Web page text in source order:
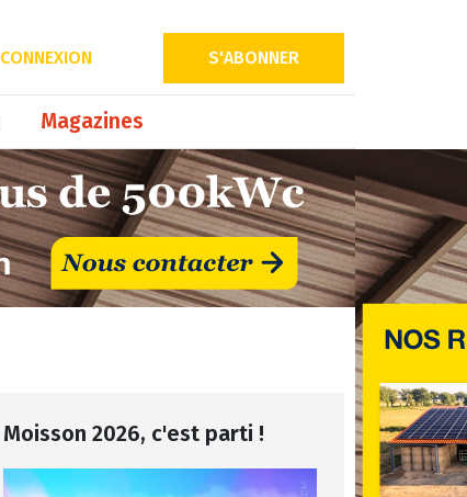
CONNEXION S'ABONNER
Magazines
Moisson 2026, c'est parti !